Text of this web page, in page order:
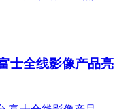
士全线影像产品亮